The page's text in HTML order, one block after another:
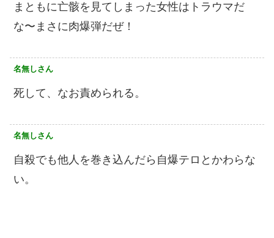
まともに亡骸を見てしまった女性はトラウマだ
な〜まさに肉爆弾だぜ！
名無しさん
死して、なお責められる。
名無しさん
自殺でも他人を巻き込んだら自爆テロとかわらな
い。